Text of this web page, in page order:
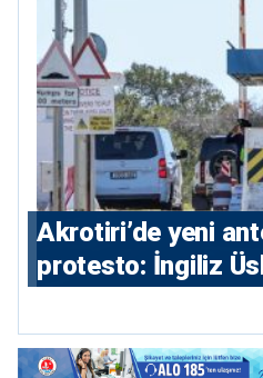
⁠Akrotiri’de yeni
protesto: İngiliz